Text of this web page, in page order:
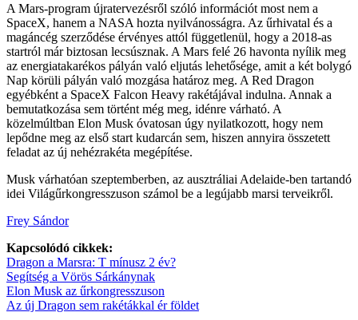
A Mars-program újratervezésről szóló információt most nem a
SpaceX, hanem a NASA hozta nyilvánosságra. Az űrhivatal és a
magáncég szerződése érvényes attól függetlenül, hogy a 2018-as
startról már biztosan lecsúsznak. A Mars felé 26 havonta nyílik meg
az energiatakarékos pályán való eljutás lehetősége, amit a két bolygó
Nap körüli pályán való mozgása határoz meg. A Red Dragon
egyébként a SpaceX Falcon Heavy rakétájával indulna. Annak a
bemutatkozása sem történt még meg, idénre várható. A
közelmúltban Elon Musk óvatosan úgy nyilatkozott, hogy nem
lepődne meg az első start kudarcán sem, hiszen annyira összetett
feladat az új nehézrakéta megépítése.
Musk várhatóan szeptemberben, az ausztráliai Adelaide-ben tartandó
idei Világűrkongresszuson számol be a legújabb marsi terveikről.
Frey Sándor
Kapcsolódó cikkek:
Dragon a Marsra: T mínusz 2 év?
Segítség a Vörös Sárkánynak
Elon Musk az űrkongresszuson
Az új Dragon sem rakétákkal ér földet